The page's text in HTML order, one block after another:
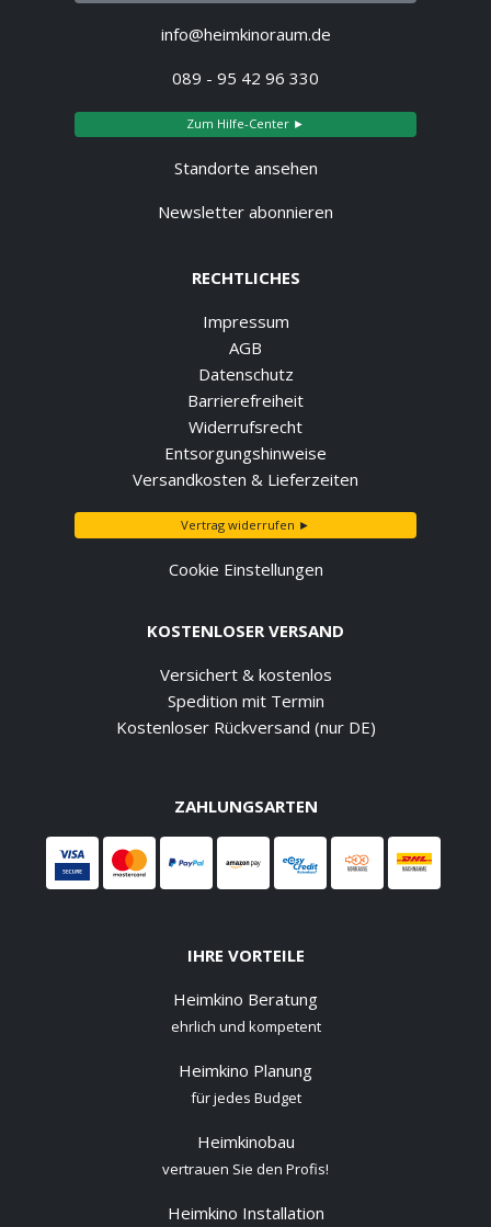
info@heimkinoraum.de
089 - 95 42 96 330
Zum Hilfe-Center ►
Standorte ansehen
Newsletter abonnieren
RECHTLICHES
Impressum
AGB
Datenschutz
Barrierefreiheit
Widerrufsrecht
Entsorgungshinweise
Versandkosten & Lieferzeiten
Vertrag widerrufen ►
Cookie Einstellungen
KOSTENLOSER VERSAND
Versichert & kostenlos
Spedition mit Termin
Kostenloser Rückversand (nur DE)
ZAHLUNGSARTEN
IHRE VORTEILE
Heimkino Beratung
ehrlich und kompetent
Heimkino Planung
für jedes Budget
Heimkinobau
vertrauen Sie den Profis!
Heimkino Installation